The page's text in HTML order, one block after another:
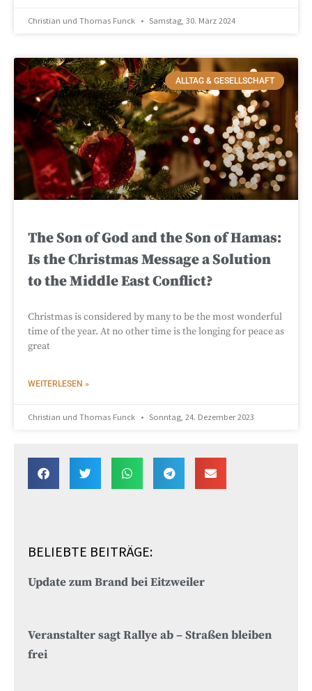
Christian und Thomas Funck Samstag, 30. März 2024
ALLTAG & GESELLSCHAFT
The Son of God and the Son of Hamas:
Is the Christmas Message a Solution
to the Middle East Conflict?
Christmas is considered by many to be the most wonderful
time of the year. At no other time is the longing for peace as
great
WEITERLESEN »
Christian und Thomas Funck Sonntag, 24. Dezember 2023
BELIEBTE BEITRÄGE:
Update zum Brand bei Eitzweiler
Veranstalter sagt Rallye ab – Straßen bleiben
frei